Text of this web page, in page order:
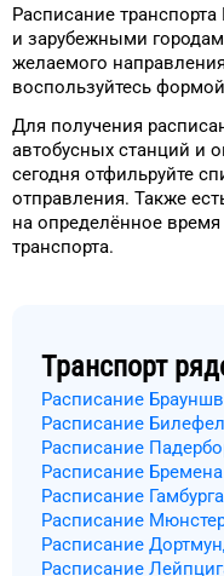
Расписание транспорта
и зарубежными
желаемого
воспользуйтесь формой
Для получения
автобусных станций и
сегодня отфильруйте
отправления. Также
на определённое время
транспорта.
Транспорт
Расписание
Расписание
Расписание
Расписание Бремена
Расписание Гамбурга
Расписание
Расписание
Расписание